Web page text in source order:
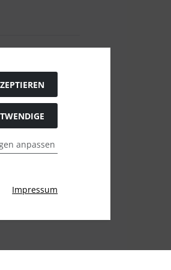
anpassen
Impressum